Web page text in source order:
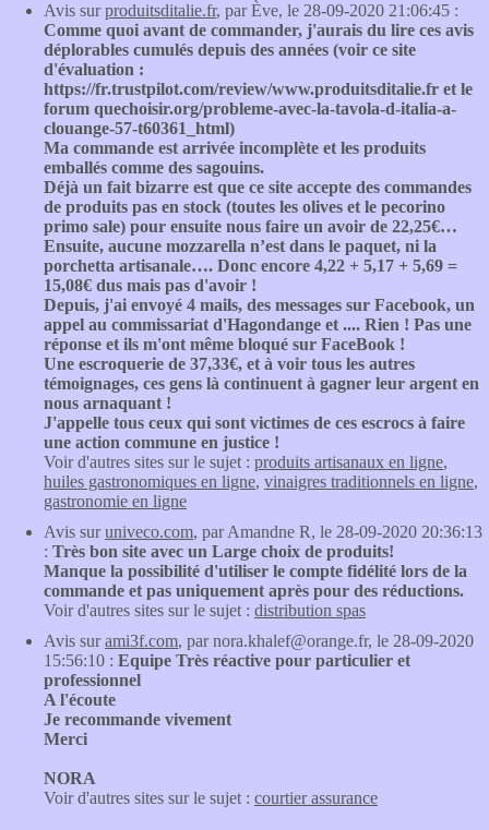
Avis surproduitsditalie.fr, par Ève, le 28-09-2020 21:06:45 :
Comme quoi avant de commander, j'aurais du lire ces avis
déplorables cumulés depuis des années (voir ce site
d'évaluation :
https://fr.trustpilot.com/review/www.produitsditalie.fr et le
forum quechoisir.org/probleme-avec-la-tavola-d-italia-a-
clouange-57-t60361_html)
Ma commande est arrivée incomplète et les produits
emballés comme des sagouins.
Déjà un fait bizarre est que ce site accepte des commandes
de produits pas en stock (toutes les olives et le pecorino
primo sale) pour ensuite nous faire un avoir de 22,25€…
Ensuite, aucune mozzarella n’est dans le paquet, ni la
porchetta artisanale…. Donc encore 4,22 + 5,17 + 5,69 =
15,08€ dus mais pas d'avoir !
Depuis, j'ai envoyé 4 mails, des messages sur Facebook, un
appel au commissariat d'Hagondange et .... Rien ! Pas une
réponse et ils m'ont même bloqué sur FaceBook !
Une escroquerie de 37,33€, et à voir tous les autres
témoignages, ces gens là continuent à gagner leur argent en
nous arnaquant !
J'appelle tous ceux qui sont victimes de ces escrocs à faire
une action commune en justice !
Voir d'autres sites sur le sujet : produits artisanaux en ligne,
huiles gastronomiques en ligne, vinaigres traditionnels en ligne,
gastronomie en ligne
Avis suruniveco.com, par Amandne R, le 28-09-2020 20:36:13
: Très bon site avec un Large choix de produits!
Manque la possibilité d'utiliser le compte fidélité lors de la
commande et pas uniquement après pour des réductions.
Voir d'autres sites sur le sujet : distribution spas
Avis surami3f.com, par nora.khalef@orange.fr, le 28-09-2020
15:56:10 : Equipe Très réactive pour particulier et
professionnel
A l'écoute
Je recommande vivement
Merci
NORA
Voir d'autres sites sur le sujet : courtier assurance